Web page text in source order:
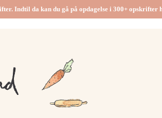
Indtil da kan du gå på opdagelse i 300+ opskrifter